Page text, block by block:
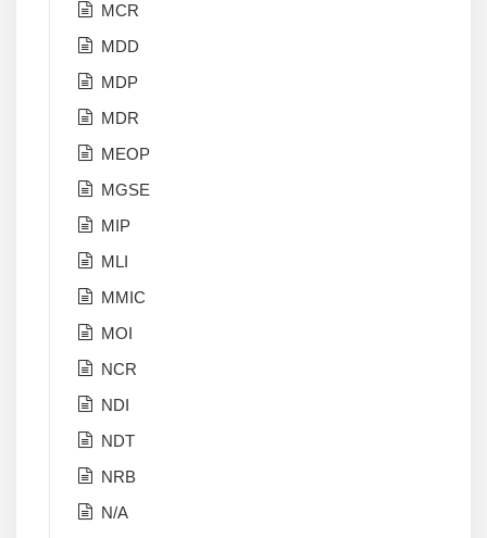
MCR
MDD
MDP
MDR
MEOP
MGSE
MIP
MLI
MMIC
MOI
NCR
NDI
NDT
NRB
N/A